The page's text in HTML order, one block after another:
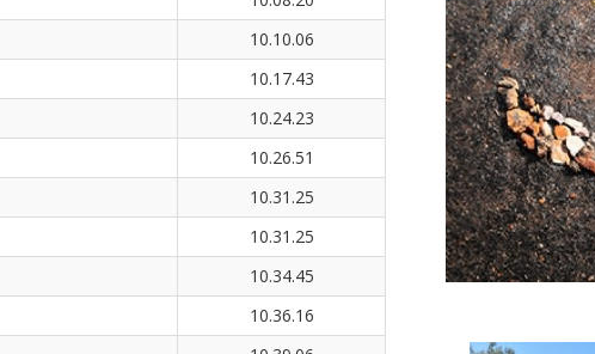
10.10.06
10.17.43
10.24.23
10.26.51
10.31.25
10.31.25
10.34.45
10.36.16